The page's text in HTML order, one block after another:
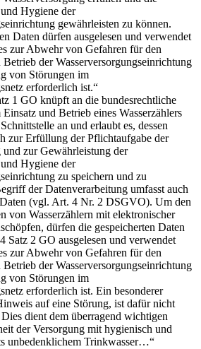
Hygiene der
gewährleisten zu können.
Daten dürfen ausgelesen und verwendet
zur Abwehr von Gefahren für den
Betrieb der Wasserversorgungseinrichtung
von Störungen im
erforderlich ist.“
1 GO knüpft an die bundesrechtliche
und Betrieb eines Wasserzählers
an und erlaubt es, dessen
zur Erfüllung der Pflichtaufgabe der
und zur Gewährleistung der
Hygiene der
zu speichern und zu
der Datenverarbeitung umfasst auch
(vgl. Art. 4 Nr. 2 DSGVO). Um den
von Wasserzählern mit elektronischer
dürfen die gespeicherten Daten
Satz 2 GO ausgelesen und verwendet
zur Abwehr von Gefahren für den
Betrieb der Wasserversorgungseinrichtung
von Störungen im
erforderlich ist. Ein besonderer
auf eine Störung, ist dafür nicht
dient dem überragend wichtigen
der Versorgung mit hygienisch und
unbedenklichem Trinkwasser…“